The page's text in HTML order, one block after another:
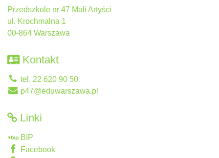
Przedszkole nr 47 Mali Artyści
ul. Krochmalna 1
00-864 Warszawa
Kontakt
tel. 22 620 90 50
p47@eduwarszawa.pl
Linki
BIP
Facebook